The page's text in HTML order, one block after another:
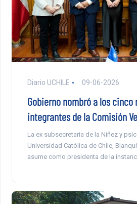
Diario UCHILE 09-06-2026
Gobierno nombró a los cinco
integrantes de la Comisión
La ex subsecretaria de la Niñez y
Universidad Católica de Chile,
asume como presidenta de la